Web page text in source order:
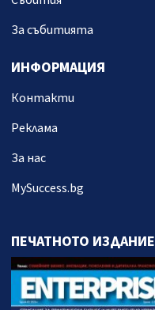
За събитията
ИНФОРМАЦИЯ
Контакти
Реклама
За нас
MySuccess.bg
ПЕЧАТНОТО ИЗДАНИЕ